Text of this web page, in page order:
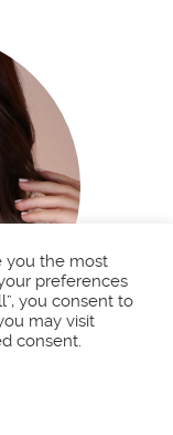
you the most
preferences
you consent to
may visit
consent.